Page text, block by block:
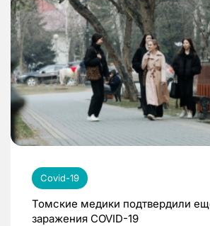
Covid-19
Томские медики подтвердили
заражения COVID-19